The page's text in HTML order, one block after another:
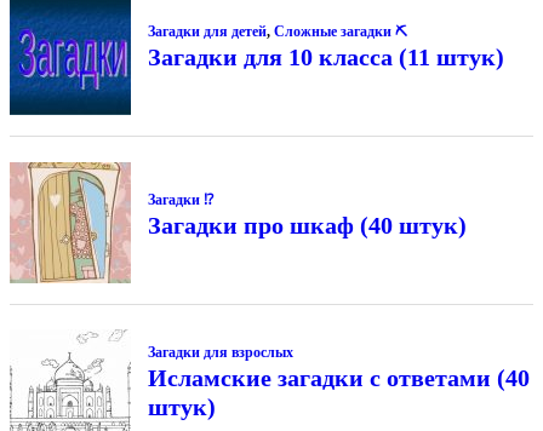
Загадки для детей, Сложные загадки ⛏
Загадки для 10 класса (11 штук)
Загадки ⁉
Загадки про шкаф (40 штук)
Загадки для взрослых
Исламские загадки с ответами (40
штук)